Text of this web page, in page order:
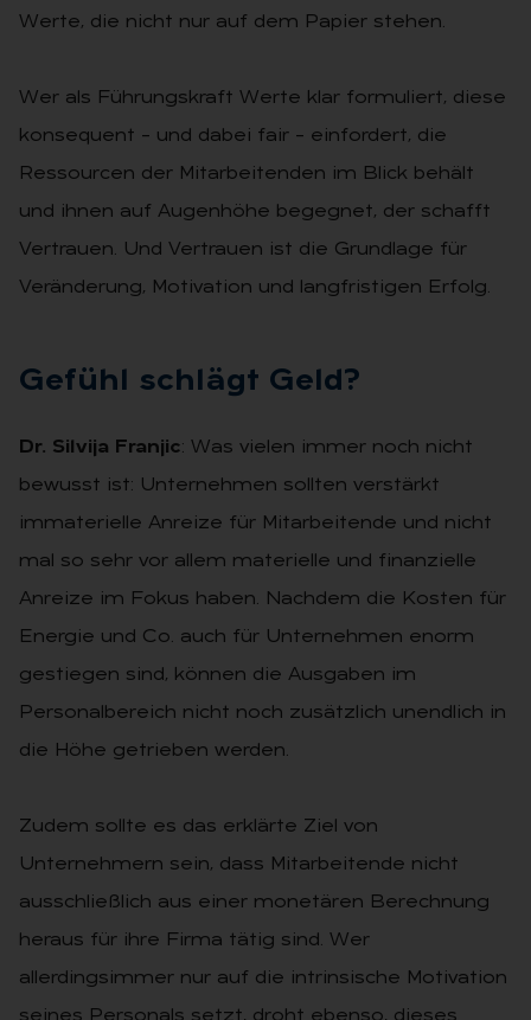
Werte, die nicht nur auf dem Papier stehen.
Wer als Führungskraft Werte klar formuliert, diese
konsequent – und dabei fair – einfordert, die
Ressourcen der Mitarbeitenden im Blick behält
und ihnen auf Augenhöhe begegnet, der schafft
Vertrauen. Und Vertrauen ist die Grundlage für
Veränderung, Motivation und langfristigen Erfolg.
Ge­fühl schlägt Geld?
Dr. Silvija Franjic: Was vielen immer noch nicht
bewusst ist: Unternehmen sollten verstärkt
immaterielle Anreize für Mitarbeitende und nicht
mal so sehr vor allem materielle und finanzielle
Anreize im Fokus haben. Nachdem die Kosten für
Energie und Co. auch für Unternehmen enorm
gestiegen sind, können die Ausgaben im
Personalbereich nicht noch zusätzlich unendlich in
die Höhe getrieben werden.
Zudem sollte es das erklärte Ziel von
Unternehmern sein, dass Mitarbeitende nicht
ausschließlich aus einer monetären Berechnung
heraus für ihre Firma tätig sind. Wer
allerdingsimmer nur auf die intrinsische Motivation
seines Personals setzt, droht ebenso, dieses